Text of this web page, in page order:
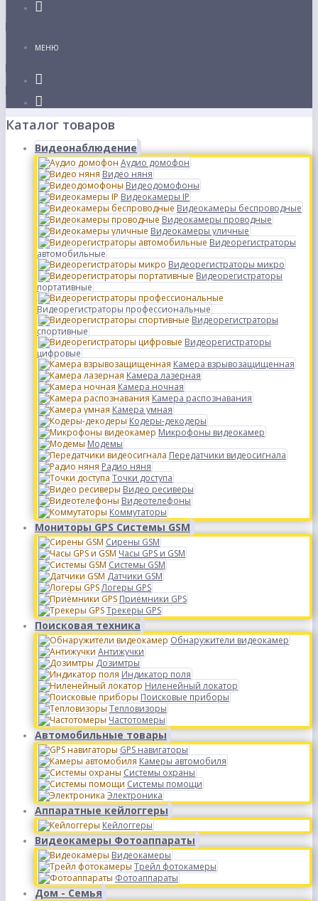
МЕНЮ
Каталог товаров
Видеонаблюдение
Аудио домофон
Видео няня
Видеодомофоны
Видеокамеры IP
Видеокамеры беспроводные
Видеокамеры проводные
Видеокамеры уличные
Видеорегистраторы
автомобильные
Видеорегистраторы микро
Видеорегистраторы
портативные
Видеорегистраторы профессиональные
Видеорегистраторы
спортивные
Видеорегистраторы
цифровые
Камера взрывозащищенная
Камера лазерная
Камера ночная
Камера распознавания
Камера умная
Кодеры-декодеры
Микрофоны видеокамер
Модемы
Передатчики видеосигнала
Радио няня
Точки доступа
Видео ресиверы
Видеотелефоны
Коммутаторы
Мониторы GPS Системы GSM
Сирены GSM
Часы GPS и GSM
Системы GSM
Датчики GSM
Логеры GPS
Приёмники GPS
Трекеры GPS
Поисковая техника
Обнаружители видеокамер
Антижучки
Дозимтры
Индикатор поля
Ниленейный локатор
Поисковые приборы
Тепловизоры
Частотомеры
Автомобильные товары
GPS навигаторы
Камеры автомобиля
Системы охраны
Системы помощи
Электроника
Аппаратные кейлоггеры
Кейлоггеры
Видеокамеры Фотоаппараты
Видеокамеры
Трейл фотокамеры
Фотоаппараты
Дом - Семья